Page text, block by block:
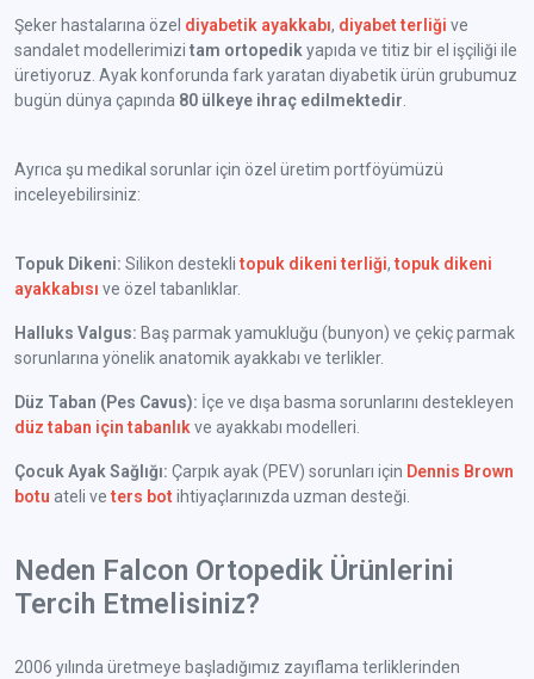
Şeker hastalarına özel diyabetik ayakkabı, diyabet terliği ve
sandalet modellerimizi tam ortopedik yapıda ve titiz bir el işçiliği ile
üretiyoruz. Ayak konforunda fark yaratan diyabetik ürün grubumuz
bugün dünya çapında 80 ülkeye ihraç edilmektedir
Ayrıca şu medikal sorunlar için özel üretim portföyümüzü
inceleyebilirsiniz:
Topuk Dikeni: Silikon desteklitopuk dikeni terliği,topuk dikeni
ayakkabısı ve özel tabanlıklar.
Halluks Valgus: Baş parmak yamukluğu (bunyon) ve çekiç parmak
sorunlarına yönelik anatomik ayakkabı ve terlikler.
Düz Taban (Pes Cavus): İçe ve dışa basma sorunlarını destekleyen
düz taban için tabanlık ve ayakkabı modelleri.
Çocuk Ayak Sağlığı: Çarpık ayak (PEV) sorunları için Dennis Brown
botu ateli veters bot ihtiyaçlarınızda uzman desteği.
Neden Falcon Ortopedik Ürünlerini
Tercih Etmelisiniz?
2006 yılında üretmeye başladığımız zayıflama terliklerinden